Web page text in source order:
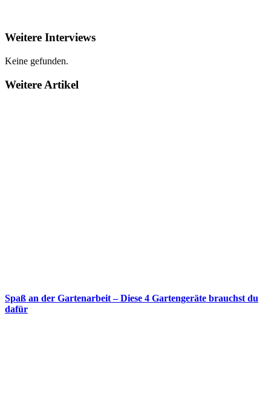
Weitere Interviews
Keine gefunden.
Weitere Artikel
Spaß an der Gartenarbeit – Diese 4 Gartengeräte brauchst du
dafür